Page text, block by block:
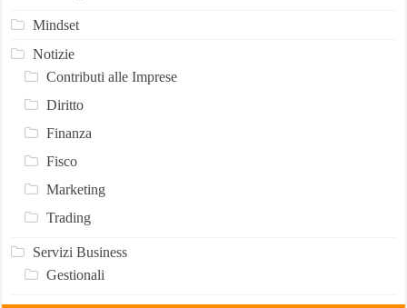
Mindset
Notizie
Contributi alle Imprese
Diritto
Finanza
Fisco
Marketing
Trading
Servizi Business
Gestionali